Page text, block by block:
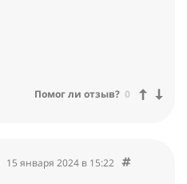
Помог ли отзыв? 0
15 января 2024 в 15:22